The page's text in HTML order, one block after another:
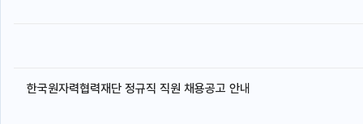
한국원자력협력재단 정규직 직원 채용공고 안내